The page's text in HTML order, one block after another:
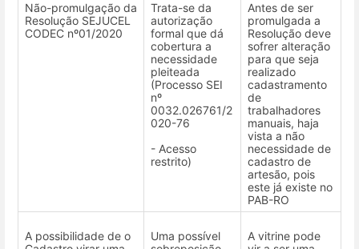
Não-promulgação da
Resolução SEJUCEL
CODEC nº01/2020
Trata-se da
autorização
formal que dá
cobertura a
necessidade
pleiteada
(Processo SEI
nº
0032.026761/2
020-76
- Acesso
restrito)
Antes de ser
promulgada a
Resolução deve
sofrer alteração
para que seja
realizado
cadastramento
de
trabalhadores
manuais, haja
vista a não
necessidade de
cadastro de
artesão, pois
este já existe no
PAB-RO
A possibilidade de o
Uma possível
A vitrine pode